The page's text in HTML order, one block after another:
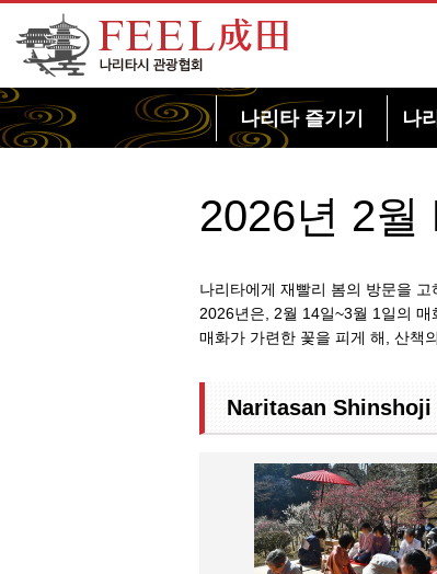
FEEL 나리타 나리타시 관광협회
나리타 즐기기 나
2026년 2월
나리타에게 재빨리 봄의 방문을
2026년은, 2월 14일~3월 1일의 매
매화가 가련한 꽃을 피게 해, 산책
Naritasan Shinshoji